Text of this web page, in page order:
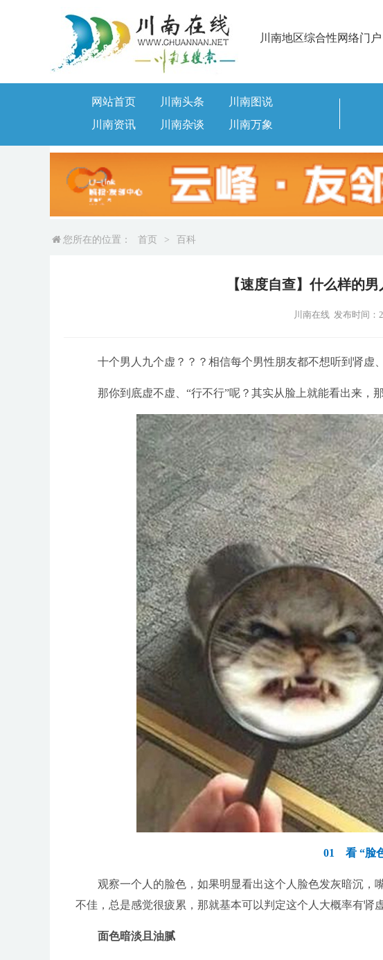
川南地区综合性网络门户
网站首页 川南头条
川南图说
川南资讯
川南杂谈 川南万象
您所在的位置： 首页 > 百科
【速度自查】什么样的
川南在线 发布时间：
十个男人九个虚？？？相信每个男性朋友都不想听到肾虚、
那你到底虚不虚、“行不行”呢？其实从脸上就能看出来，那
01 看 “脸
观察一个人的脸色，如果明显看出这个人脸色发灰暗沉，
不佳，总是感觉很疲累，那就基本可以判定这个人大概率有肾
面色暗淡且油腻